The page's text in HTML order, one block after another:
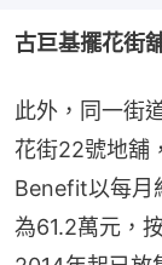
古巨基擺花街
此外，同一街
花街22號地舖
Benefit以每月
為61.2萬元，